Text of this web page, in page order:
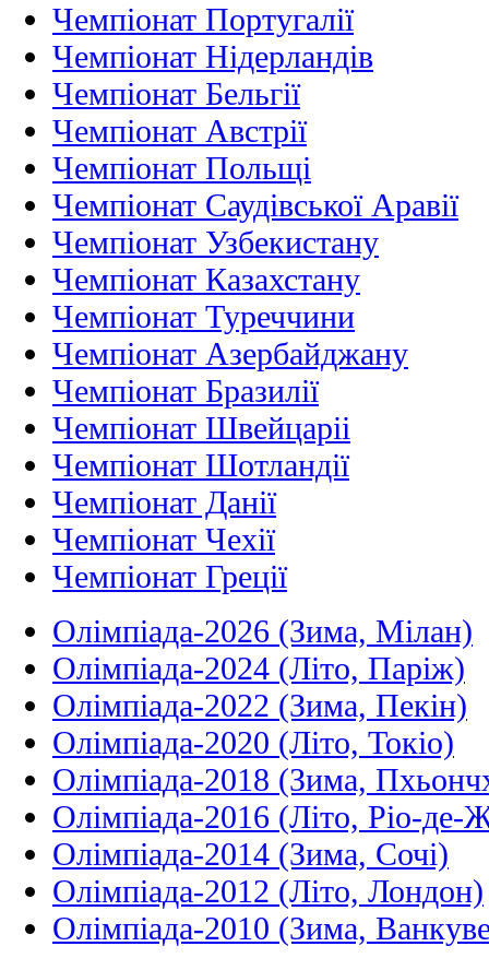
Чемпіонат Португалії
Чемпіонат Нідерландiв
Чемпіонат Бельгії
Чемпіонат Австрії
Чемпіонат Польщі
Чемпіонат Саудівської Аравії
Чемпіонат Узбекистану
Чемпіонат Казахстану
Чемпіонат Туреччини
Чемпіонат Азербайджану
Чемпіонат Бразилії
Чемпіонат Швейцаріі
Чемпіонат Шотландії
Чемпіонат Данії
Чемпіонат Чехії
Чемпіонат Греції
Олімпіада-2026 (Зима, Мілан)
Олімпіада-2024 (Літо, Паріж)
Олімпіада-2022 (Зима, Пекін)
Олімпіада-2020 (Літо, Токіо)
Олімпіада-2018 (Зима,
Олімпіада-2016 (Літо, Ріо-де-
Олімпіада-2014 (Зима, Сочі)
Олімпіада-2012 (Літо, Лондон)
Олімпіада-2010 (Зима,